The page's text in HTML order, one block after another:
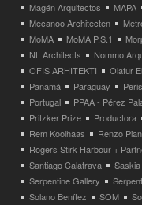
Magén Arquitectos
MAPA
Mecanoo Architecten
MoMA
MoMA P.S.1
NL Architects
Nommo
OFIS ARHITEKTI
Olafur
Panamá
Paraguay
Portugal
PPAA - Pérez
Pritzker Prize
Productora
Rem Koolhaas
Renzo
Rogers Stirk Harbour +
Santiago Calatrava
Serpentine Gallery
Solano Benítez
SOM